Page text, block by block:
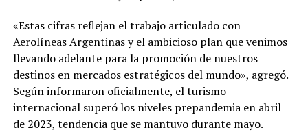
«Estas cifras reflejan el trabajo articulado con
Aerolíneas Argentinas y el ambicioso plan que venimos
llevando adelante para la promoción de nuestros
destinos en mercados estratégicos del mundo», agregó.
Según informaron oficialmente, el turismo
internacional superó los niveles prepandemia en abril
de 2023, tendencia que se mantuvo durante mayo.